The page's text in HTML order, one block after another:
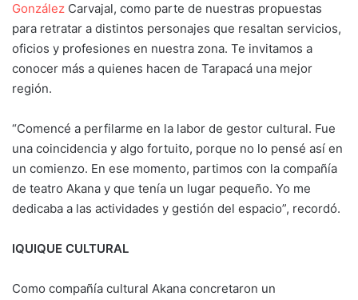
González Carvajal, como parte de nuestras propuestas
para retratar a distintos personajes que resaltan servicios,
oficios y profesiones en nuestra zona. Te invitamos a
conocer más a quienes hacen de Tarapacá una mejor
región.
“Comencé a perfilarme en la labor de gestor cultural. Fue
una coincidencia y algo fortuito, porque no lo pensé así en
un comienzo. En ese momento, partimos con la compañía
de teatro Akana y que tenía un lugar pequeño. Yo me
dedicaba a las actividades y gestión del espacio”, recordó.
IQUIQUE CULTURAL
Como compañía cultural Akana concretaron un